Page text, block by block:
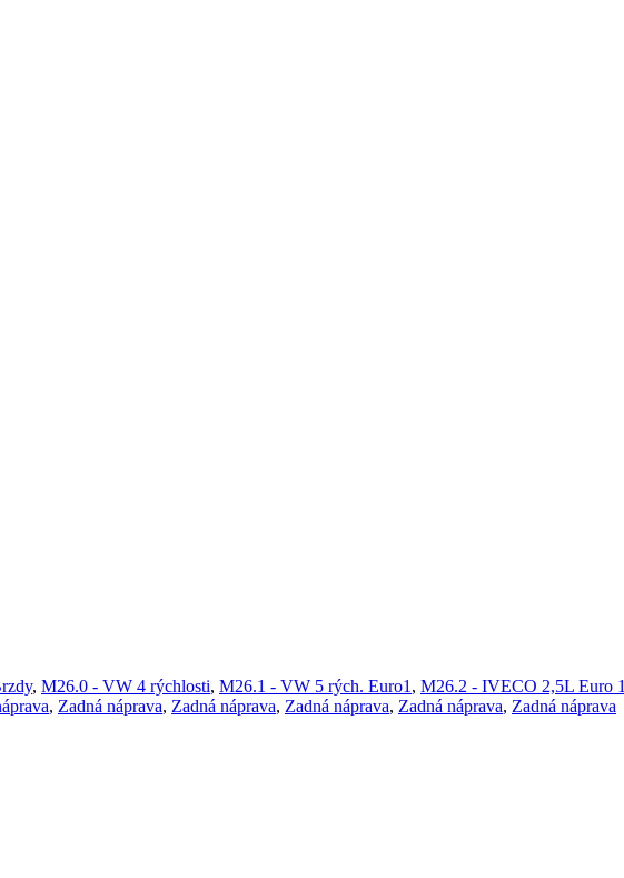
, M26.0 - VW 4 rýchlosti, M26.1 - VW 5 rých. Euro1 , M26.2 - IVECO 2,5L Euro 1
, Zadná náprava, Zadná náprava, Zadná náprava, Zadná náprava, Zadná náprava